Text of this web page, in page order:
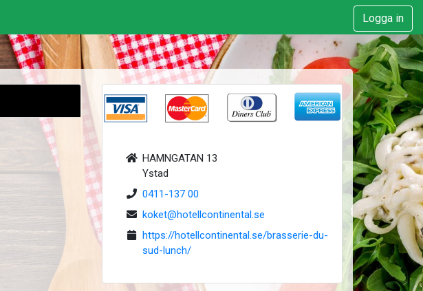
Logga in
HAMNGATAN 13
Ystad
0411-137 00
koket@hotellcontinental.se
https://hotellcontinental.se/brasserie-du-
sud-lunch/